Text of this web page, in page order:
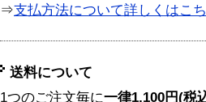
⇒支払方法について詳しくはこ
送料について
1つのご注文毎に一律1,100円(税